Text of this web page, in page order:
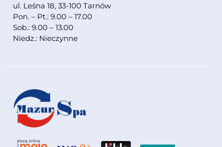
ul. Leśna 18, 33-100 Tarnów
Pon. – Pt.: 9.00 – 17.00
Sob.: 9.00 – 13.00
Niedz.: Nieczynne